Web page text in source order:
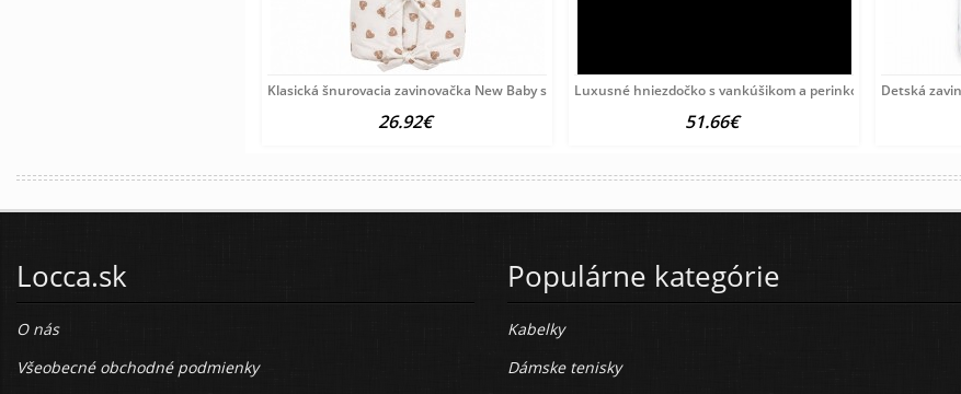
Klasická šnurovacia zavinovačka New Baby srdiečka béžová
26.92€
Luxusné hniezdočko s vankúšikom a perinkou New Baby z
51.66€
Detská
Locca.sk
O nás
Všeobecné obchodné podmienky
Populárne kategórie
Kabelky
Dámske tenisky